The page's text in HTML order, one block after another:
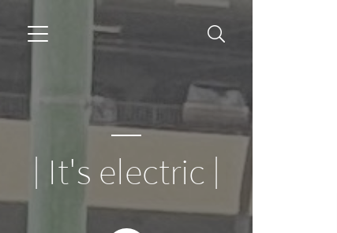
| It's electric |